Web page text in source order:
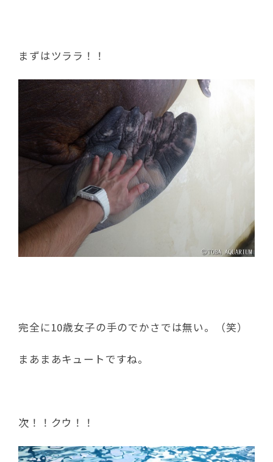
まずはツララ！！
完全に10歳女子の手のでかさでは無い。（笑）
まあまあキュートですね。
次！！クウ！！